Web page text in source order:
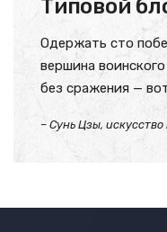
Типовой
Одержать сто
вершина
без сражения —
– Сунь Цзы,